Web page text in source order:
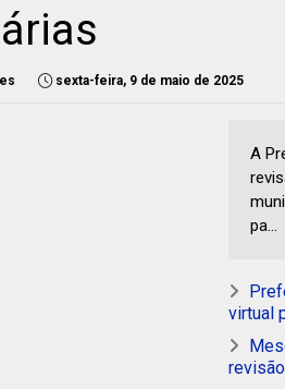
sexta-feira, 9 de maio de 2025
A
pa...
virtual